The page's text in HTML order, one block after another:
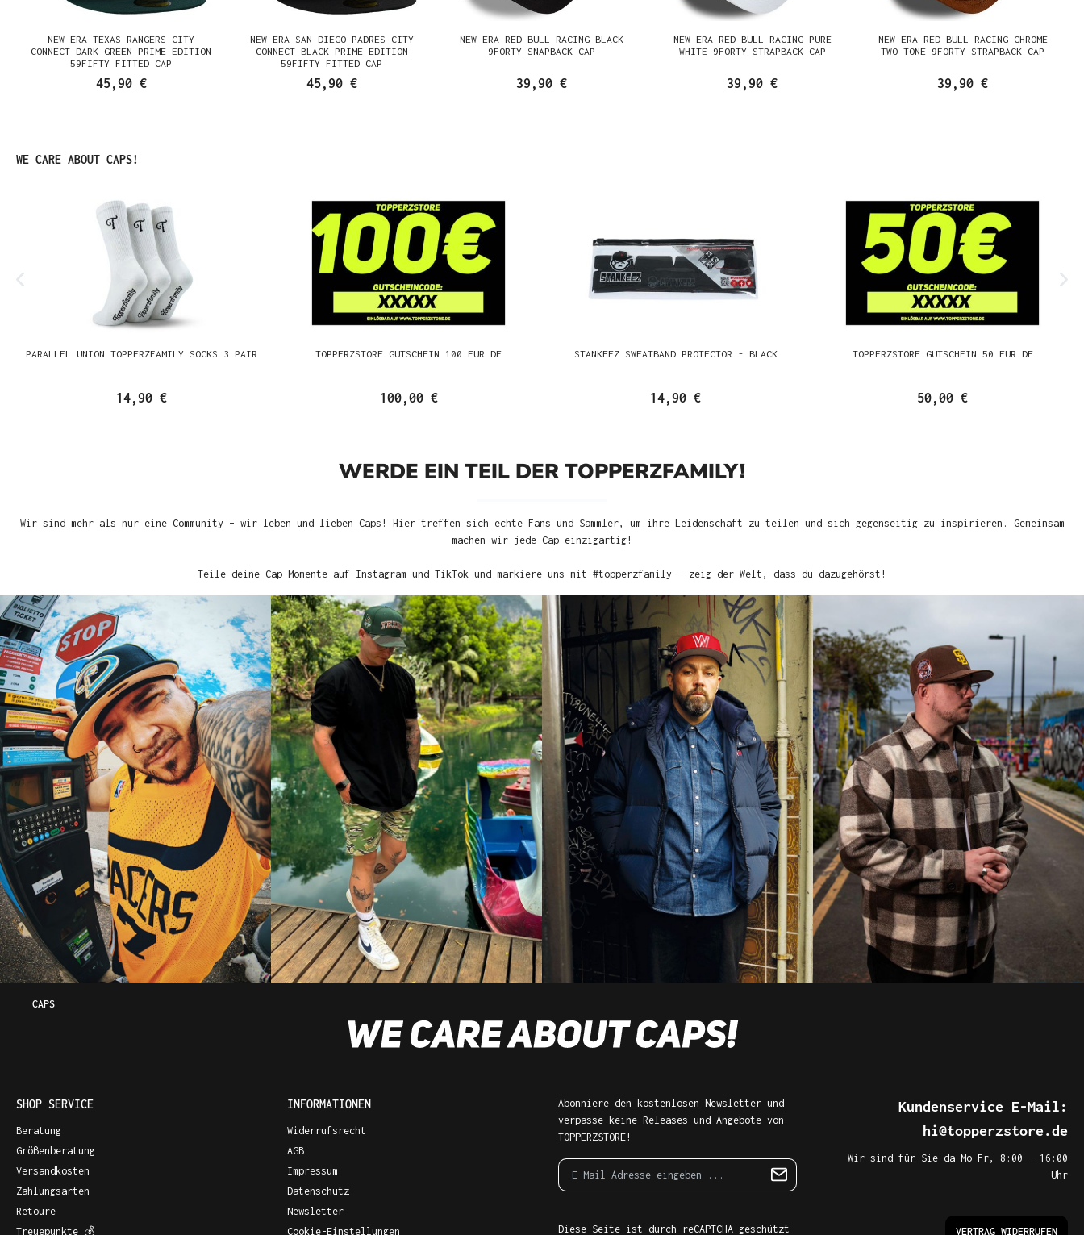
NEW ERA TEXAS RANGERS CITY
CONNECT DARK GREEN PRIME EDITION
59FIFTY FITTED CAP
45,90 €
NEW ERA SAN DIEGO PADRES CITY
CONNECT BLACK PRIME EDITION
59FIFTY FITTED CAP
45,90 €
NEW ERA RED BULL RACING BLACK
9FORTY SNAPBACK CAP
39,90 €
NEW ERA RED BULL RACING PURE
WHITE 9FORTY STRAPBACK CAP
39,90 €
NEW ERA RED BULL RACING CHROME
TWO TONE 9FORTY STRAPBACK CAP
39,90 €
Produktgalerie überspringen
WE CARE ABOUT CAPS!
PARALLEL UNION TOPPERZFAMILY SOCKS 3 PAIR
14,90 €
TOPPERZSTORE GUTSCHEIN 100 EUR DE
100,00 €
STANKEEZ SWEATBAND PROTECTOR - BLACK
14,90 €
TOPPERZSTORE GUTSCHEIN 50 EUR DE
50,00 €
WERDE EIN TEIL DER TOPPERZFAMILY!
Wir sind mehr als nur eine Community – wir leben und lieben Caps! Hier treffen sich echte Fans und Sammler, um ihre Leidenschaft zu teilen und sich gegenseitig zu inspirieren. Gemeinsam
machen wir jede Cap einzigartig!
Teile deine Cap-Momente auf Instagram und TikTok und markiere uns mit #topperzfamily – zeig der Welt, dass du dazugehörst!
CAPS
SHOP SERVICE
Beratung
Größenberatung
Versandkosten
Zahlungsarten
Retoure
Treuepunkte 💰
INFORMATIONEN
Widerrufsrecht
AGB
Impressum
Datenschutz
Newsletter
Cookie-Einstellungen
Abonniere den kostenlosen Newsletter und
verpasse keine Releases und Angebote von
TOPPERZSTORE!
Diese Seite ist durch reCAPTCHA geschützt
Kundenservice E-Mail:
hi@topperzstore.de
Wir sind für Sie da Mo–Fr, 8:00 – 16:00
Uhr
VERTRAG WIDERRUFEN